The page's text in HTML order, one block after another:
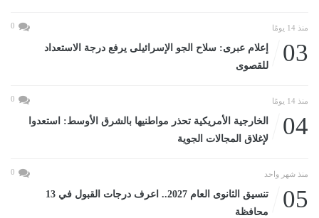
منذ 14 يومًا 0
03
إعلام عبرى: سلاح الجو الإسرائيلى يرفع درجة الاستعداد
للقصوى
منذ 14 يومًا 0
04
الخارجية الأمريكية تحذر مواطنيها بالشرق الأوسط: استعدوا
لإغلاق المجالات الجوية
منذ شهر واحد 0
05
تنسيق الثانوى العام 2027.. اعرف درجات القبول في 13
محافظة